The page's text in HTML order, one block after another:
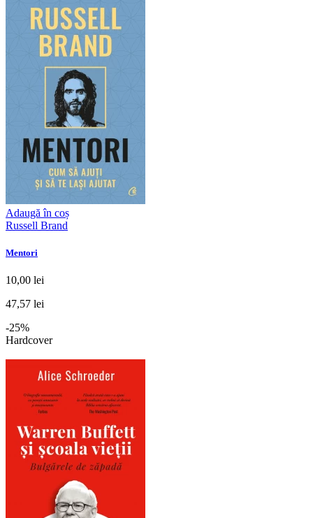
Adaugă în coș
Russell Brand
Mentori
10,00 lei
47,57 lei
-25%
Hardcover